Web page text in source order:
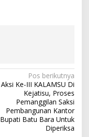
Pos berikutnya
Aksi Ke-III KALAMSU Di
Kejatisu, Proses
Pemanggilan Saksi
Pembangunan Kantor
Bupati Batu Bara Untuk
Diperiksa